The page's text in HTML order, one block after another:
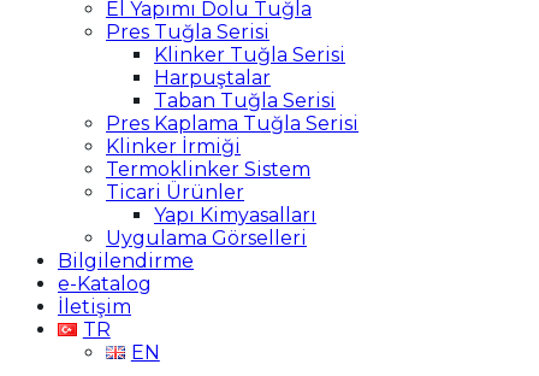
El Yapımı Dolu Tuğla
Pres Tuğla Serisi
Klinker Tuğla Serisi
Harpuştalar
Taban Tuğla Serisi
Pres Kaplama Tuğla Serisi
Klinker İrmiği
Termoklinker Sistem
Ticari Ürünler
Yapı Kimyasalları
Uygulama Görselleri
Bilgilendirme
e-Katalog
İletişim
TR
EN